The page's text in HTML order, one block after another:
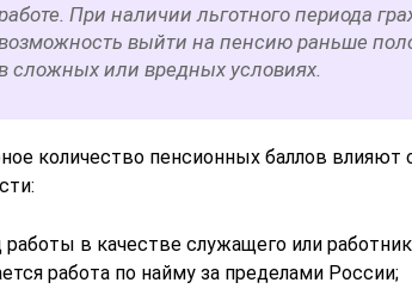
При наличии льготного периода
выйти на пенсию раньше
сложных или вредных условиях.
количество пенсионных баллов
работы в качестве служащего или
работа по найму за пределами России;